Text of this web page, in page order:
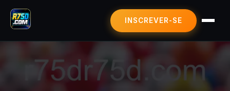
JOGOS DE LOTERIA
INSCREVER-SE